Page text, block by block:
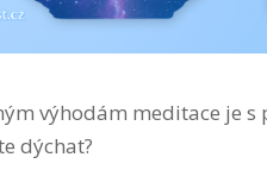
výhodám meditace je s
dýchat?